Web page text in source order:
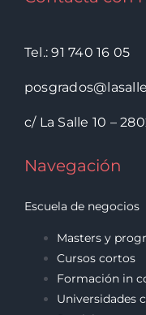
Tel.: 91 740 16 05
c/ La Salle 10 –
Navegación
Escuela de negocios
Masters y
Cursos cortos
Formación in
Universidades